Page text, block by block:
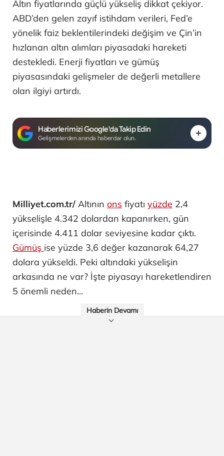
Altın fiyatlarında güçlü yükseliş dikkat çekiyor.
ABD’den gelen zayıf istihdam verileri, Fed’e
yönelik faiz beklentilerindeki değişim ve Çin’in
hızlanan altın alımları piyasadaki hareketi
destekledi. Enerji fiyatları ve gümüş
piyasasındaki gelişmeler de değerli metallere
olan ilgiyi artırdı.
Haberlerimizi Google'da Takip Edin
Gelişmelerden anında haberdar olun.
Milliyet.com.tr/ Altının ons fiyatı yüzde 2,4
yükselişle 4.342 dolardan kapanırken, gün
içerisinde 4.411 dolar seviyesine kadar çıktı.
Gümüş ise yüzde 3,6 değer kazanarak 64,27
dolara yükseldi. Peki altındaki yükselişin
arkasında ne var? İşte piyasayı hareketlendiren
5 önemli neden...
Haberin Devamı